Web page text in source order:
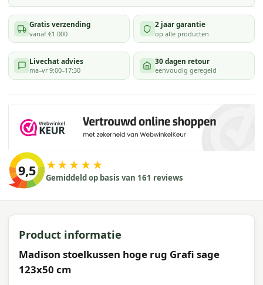
Gratis verzending
vanaf €1.000
2 jaar garantie
op alle producten
Livechat advies
ma–vr 9:00–17:30
30 dagen retour
eenvoudig geregeld
9,5 ★★★★★
Gemiddeld op basis van 161 reviews
Product informatie
Madison stoelkussen hoge rug Grafi sage
123x50 cm